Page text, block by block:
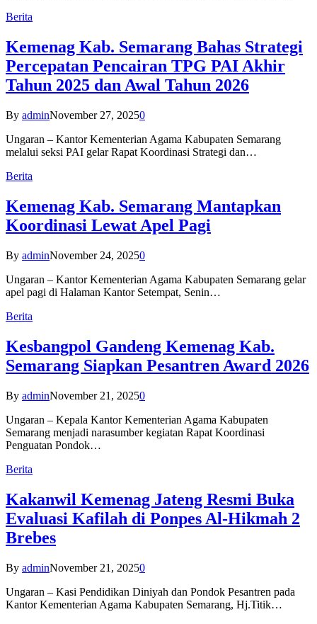
Berita
Kemenag Kab. Semarang Bahas Strategi
Percepatan Pencairan TPG PAI Akhir
Tahun 2025 dan Awal Tahun 2026
By adminNovember 27, 20250
Ungaran – Kantor Kementerian Agama Kabupaten Semarang
melalui seksi PAI gelar Rapat Koordinasi Strategi dan…
Berita
Kemenag Kab. Semarang Mantapkan
Koordinasi Lewat Apel Pagi
By adminNovember 24, 20250
Ungaran – Kantor Kementerian Agama Kabupaten Semarang gelar
apel pagi di Halaman Kantor Setempat, Senin…
Berita
Kesbangpol Gandeng Kemenag Kab.
Semarang Siapkan Pesantren Award 2026
By adminNovember 21, 20250
Ungaran – Kepala Kantor Kementerian Agama Kabupaten
Semarang menjadi narasumber kegiatan Rapat Koordinasi
Penguatan Pondok…
Berita
Kakanwil Kemenag Jateng Resmi Buka
Evaluasi Kafilah di Ponpes Al-Hikmah 2
Brebes
By adminNovember 21, 20250
Ungaran – Kasi Pendidikan Diniyah dan Pondok Pesantren pada
Kantor Kementerian Agama Kabupaten Semarang, Hj.Titik…